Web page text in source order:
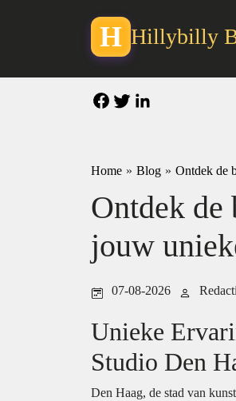
H Hillybilly
Home » Blog » Ontdek de
Ontdek de
jouw
07-08-2026
Unieke
Studio Den
Den Haag, de stad van